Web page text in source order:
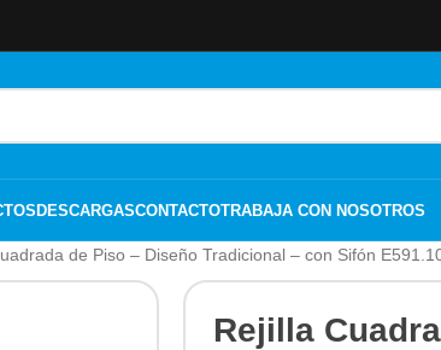
DESCARGASCONTACTOTRABAJA CON NOSOTROS
de Piso – Diseño Tradicional – con Sifón
Rejilla